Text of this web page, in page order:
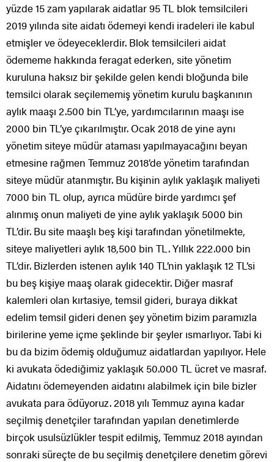
yüzde 15 zam yapılarak aidatlar 95 TL blok temsilcileri
2019 yılında site aidatı ödemeyi kendi iradeleri ile kabul
etmişler ve ödeyeceklerdir. Blok temsilcileri aidat
ödememe hakkında feragat ederken, site yönetim
kuruluna haksız bir şekilde gelen kendi bloğunda bile
temsilci olarak seçilememiş yönetim kurulu başkanının
aylık maaşı 2.500 bin TL’ye, yardımcılarının maaşı ise
2000 bin TL’ye çıkarılmıştır. Ocak 2018 de yine aynı
yönetim siteye müdür ataması yapılmayacağını beyan
etmesine rağmen Temmuz 2018’de yönetim tarafından
siteye müdür atanmıştır. Bu kişinin aylık yaklaşık maliyeti
7000 bin TL olup, ayrıca müdüre birde yardımcı şef
alınmış onun maliyeti de yine aylık yaklaşık 5000 bin
TL’dir. Bu site maaşlı beş kişi tarafından yönetilmekte,
siteye maliyetleri aylık 18,500 bin TL. Yıllık 222.000 bin
TL’dir. Bizlerden istenen aylık 140 TL’nin yaklaşık 12 TL’si
bu beş kişiye maaş olarak gidecektir. Diğer masraf
kalemleri olan kırtasiye, temsil gideri, buraya dikkat
edelim temsil gideri denen şey yönetim bizim paramızla
birilerine yeme içme şeklinde bir şeyler ısmarlıyor. Tabi ki
bu da bizim ödemiş olduğumuz aidatlardan yapılıyor. Hele
ki avukata ödediğimiz yaklaşık 50.000 TL ücret ve masraf.
Aidatını ödemeyenden aidatını alabilmek için bile bizler
avukata para ödüyoruz. 2018 yılı Temmuz ayına kadar
seçilmiş denetçiler tarafından yapılan denetimlerde
birçok usulsüzlükler tespit edilmiş, Temmuz 2018 ayından
sonraki süreçte de bu seçilmiş denetçilere denetim görevi